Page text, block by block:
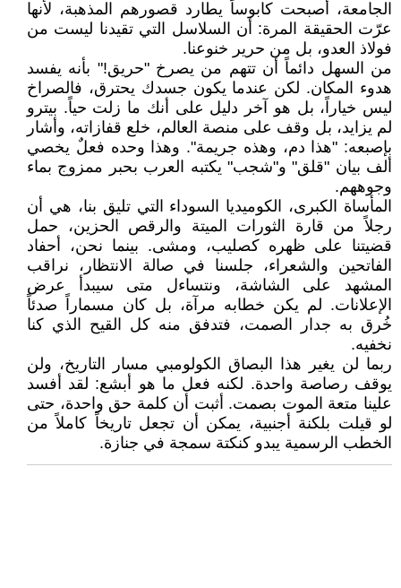
الجامعة، أصبحت كابوساً يطارد قصورهم المذهبة، لأنها
عرّت الحقيقة المرة: أن السلاسل التي تقيدنا ليست من
فولاذ العدو، بل من حرير خنوعنا.
من السهل دائماً أن تتهم من يصرخ "حريق!" بأنه يفسد
هدوء المكان. لكن عندما يكون جسدك يحترق، فالصراخ
ليس خياراً، بل هو آخر دليل على أنك ما زلت حياً. بيترو
لم يزايد، بل وقف على منصة العالم، خلع قفازاته، وأشار
بإصبعه: "هذا دم، وهذه جريمة". وهذا وحده فعلٌ يخصي
ألف بيان "قلق" و"شجب" يكتبه العرب بحبر ممزوج بماء
وجوههم.
المأساة الكبرى، الكوميديا السوداء التي تليق بنا، هي أن
رجلاً من قارة الثورات الميتة والرقص الحزين، حمل
قضيتنا على ظهره كصليب، ومشى. بينما نحن، أحفاد
الفاتحين والشعراء، جلسنا في صالة الانتظار، نراقب
المشهد على الشاشة، ونتساءل متى سيبدأ عرض
الإعلانات. لم يكن خطابه مرآة، بل كان مسماراً صدئاً
خُرق به جدار الصمت، فتدفق منه كل القيح الذي كنا
نخفيه.
ربما لن يغير هذا البصاق الكولومبي مسار التاريخ، ولن
يوقف رصاصة واحدة. لكنه فعل ما هو أبشع: لقد أفسد
علينا متعة الموت بصمت. أثبت أن كلمة حق واحدة، حتى
لو قيلت بلكنة أجنبية، يمكن أن تجعل تاريخاً كاملاً من
الخطب الرسمية يبدو كنكتة سمجة في جنازة.